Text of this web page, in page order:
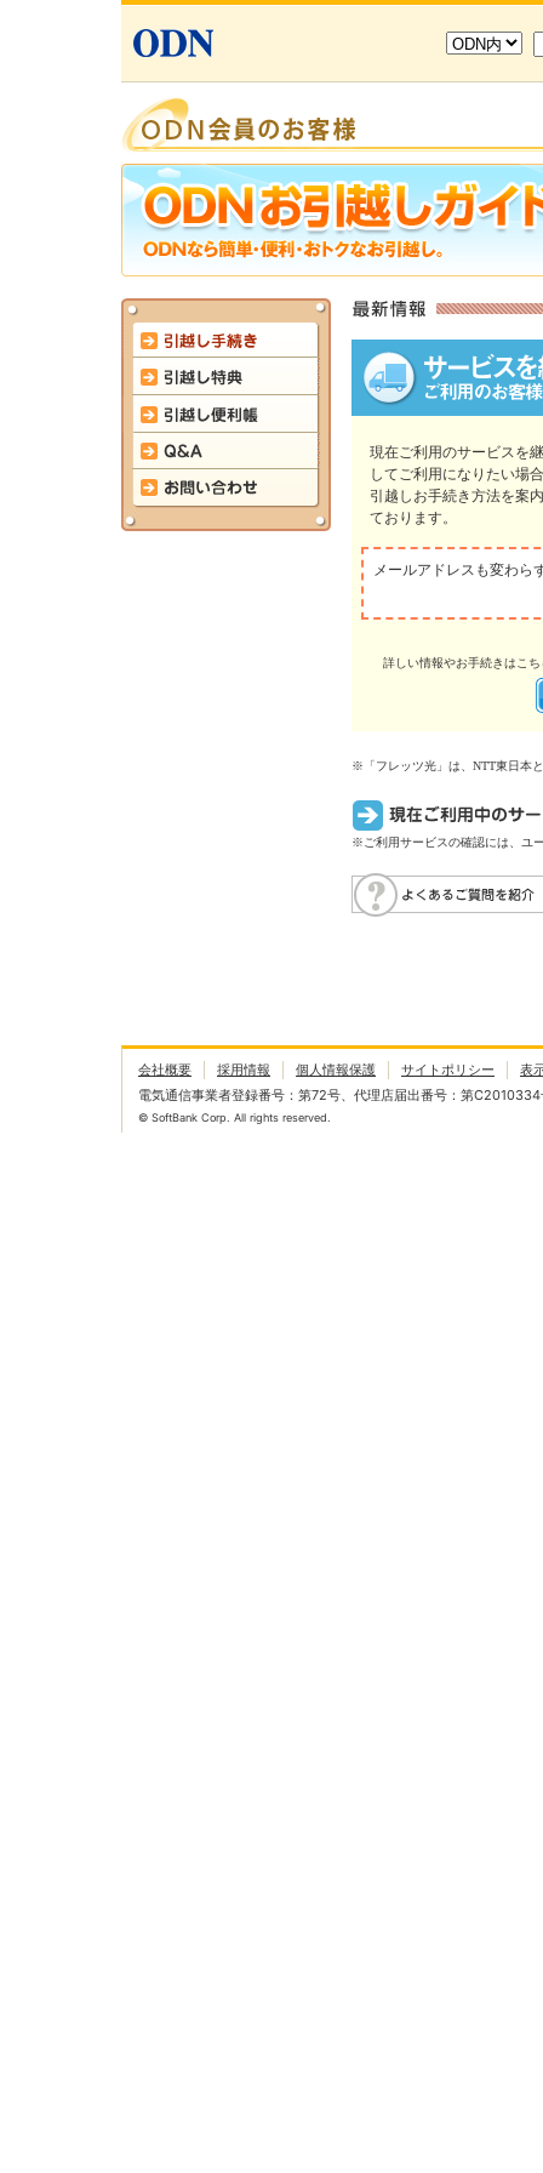
現在ご利用のサービスを
してご利用になりたい場
引越しお手続き方法を案
ております。
メールアドレスも変わら
詳しい情報やお手続きはこ
※「フレッツ光」は、NTT東日本
※ご利用サービスの確認には、ユ
会社概要 採用情報 個人情報保護 サイトポリシー
表
電気通信事業者登録番号：第72号、代理店届出番号：第C2010334
© SoftBank Corp. All rights reserved.